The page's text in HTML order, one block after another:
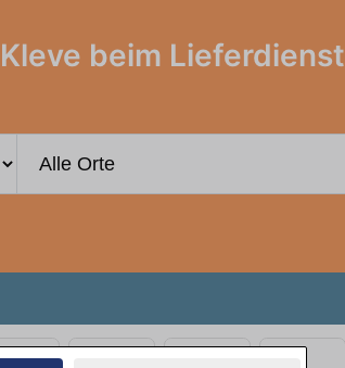
beim Lieferdienst